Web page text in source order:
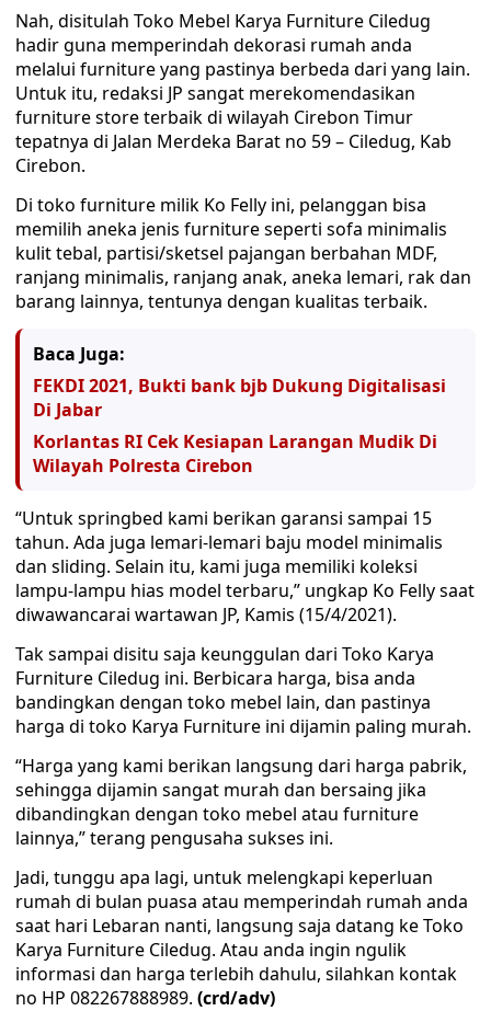
Nah, disitulah Toko Mebel Karya Furniture Ciledug
hadir guna memperindah dekorasi rumah anda
melalui furniture yang pastinya berbeda dari yang lain.
Untuk itu, redaksi JP sangat merekomendasikan
furniture store terbaik di wilayah Cirebon Timur
tepatnya di Jalan Merdeka Barat no 59 – Ciledug, Kab
Cirebon.
Di toko furniture milik Ko Felly ini, pelanggan bisa
memilih aneka jenis furniture seperti sofa minimalis
kulit tebal, partisi/sketsel pajangan berbahan MDF,
ranjang minimalis, ranjang anak, aneka lemari, rak dan
barang lainnya, tentunya dengan kualitas terbaik.
Baca Juga:
FEKDI 2021, Bukti bank bjb Dukung Digitalisasi
Di Jabar
Korlantas RI Cek Kesiapan Larangan Mudik Di
Wilayah Polresta Cirebon
“Untuk springbed kami berikan garansi sampai 15
tahun. Ada juga lemari-lemari baju model minimalis
dan sliding. Selain itu, kami juga memiliki koleksi
lampu-lampu hias model terbaru,” ungkap Ko Felly saat
diwawancarai wartawan JP, Kamis (15/4/2021).
Tak sampai disitu saja keunggulan dari Toko Karya
Furniture Ciledug ini. Berbicara harga, bisa anda
bandingkan dengan toko mebel lain, dan pastinya
harga di toko Karya Furniture ini dijamin paling murah.
“Harga yang kami berikan langsung dari harga pabrik,
sehingga dijamin sangat murah dan bersaing jika
dibandingkan dengan toko mebel atau furniture
lainnya,” terang pengusaha sukses ini.
Jadi, tunggu apa lagi, untuk melengkapi keperluan
rumah di bulan puasa atau memperindah rumah anda
saat hari Lebaran nanti, langsung saja datang ke Toko
Karya Furniture Ciledug. Atau anda ingin ngulik
informasi dan harga terlebih dahulu, silahkan kontak
no HP 082267888989. (crd/adv)